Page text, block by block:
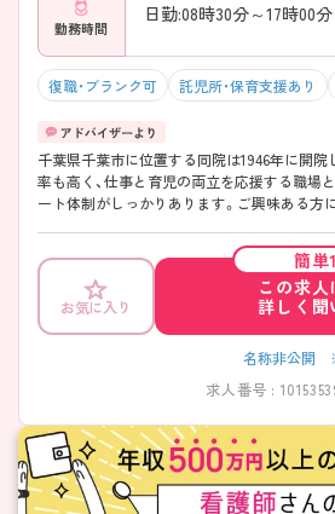
勤務時間
日勤:08時30分～17時00分
復職・ブランク可 託児所・保育支援あり
千葉県千葉市に位置する同院は1946年に開院
率も高く、仕事と育児の両立を応援する職場
ート体制がしっかりあります。ご興味ある方
お気に入り
簡単
この求人
詳しく聞
名称非公開
求人番号 :